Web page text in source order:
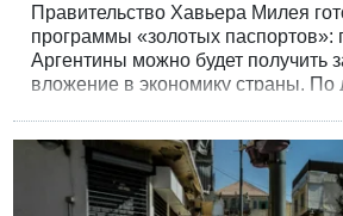
Правительство Хавьера Милея
программы «золотых паспортов»:
Аргентины можно будет получить
вложение в экономику страны.